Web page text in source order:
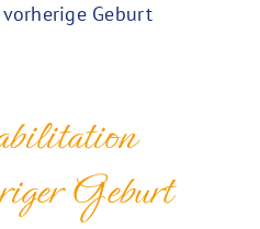
Geburt
Geburt